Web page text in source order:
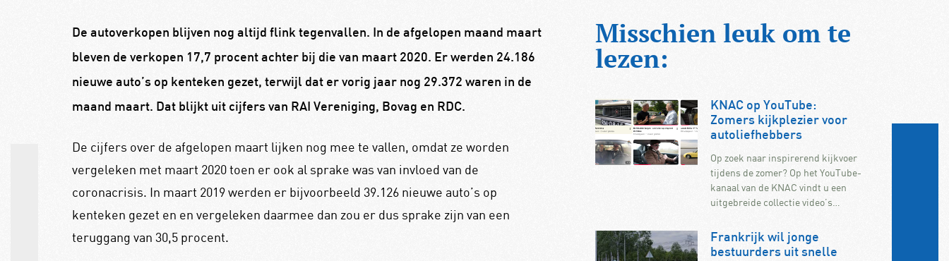
De autoverkopen blijven nog altijd flink tegenvallen. In de afgelopen maand maart
bleven de verkopen 17,7 procent achter bij die van maart 2020. Er werden 24.186
nieuwe auto’s op kenteken gezet, terwijl dat er vorig jaar nog 29.372 waren in de
maand maart. Dat blijkt uit cijfers van RAI Vereniging, Bovag en RDC.
De cijfers over de afgelopen maart lijken nog mee te vallen, omdat ze worden
vergeleken met maart 2020 toen er ook al sprake was van invloed van de
coronacrisis. In maart 2019 werden er bijvoorbeeld 39.126 nieuwe auto’s op
kenteken gezet en en vergeleken daarmee dan zou er dus sprake zijn van een
teruggang van 30,5 procent.
Misschien leuk om te
lezen:
KNAC op YouTube:
Zomers kijkplezier voor
autoliefhebbers
Op zoek naar inspirerend kijkvoer
tijdens de zomer? Op het YouTube-
kanaal van de KNAC vindt u een
uitgebreide collectie video’s…
Frankrijk wil jonge
bestuurders uit snelle